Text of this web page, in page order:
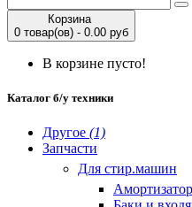
Корзина
0 товар(ов) - 0.00 руб
В корзине пусто!
Каталог б/у техники
Другое (1)
Запчасти
Для стир.машин